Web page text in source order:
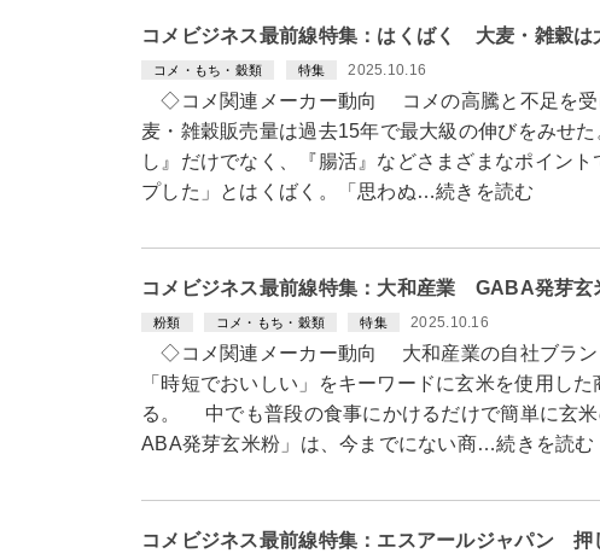
コメビジネス最前線特集：はくばく 大麦・雑穀は
コメ・もち・穀類 特集 2025.10.16
◇コメ関連メーカー動向 コメの高騰と不足を受
麦・雑穀販売量は過去15年で最大級の伸びをみせ
し』だけでなく、『腸活』などさまざまなポイン
プした」とはくばく。「思わぬ…続きを読む
コメビジネス最前線特集：大和産業 GABA発芽
粉類 コメ・もち・穀類 特集 2025.10.16
◇コメ関連メーカー動向 大和産業の自社ブラン
「時短でおいしい」をキーワードに玄米を使用し
る。 中でも普段の食事にかけるだけで簡単に玄
ABA発芽玄米粉」は、今までにない商…続きを読む
コメビジネス最前線特集：エスアールジャパン 押